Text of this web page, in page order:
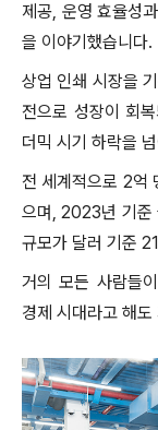
제공, 운영 효율성
을 이야기했습니다.
상업 인쇄 시장을
전으로 성장이 회
더믹 시기 하락을
전 세계적으로 2억
으며, 2023년 기준
규모가 달러 기준
거의 모든 사람들
경제 시대라고 해